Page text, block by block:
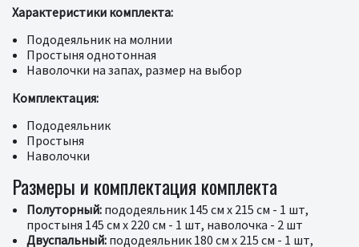
Характеристики комплекта:
Пододеяльник на молнии
Простыня однотонная
Наволочки на запах, размер на выбор
Комплектация:
Пододеяльник
Простыня
Наволочки
Размеры и комплектация комплекта
Полуторный: пододеяльник 145 см x 215 см - 1 шт,
простыня 145 см x 220 см - 1 шт, наволочка - 2 шт
Двуспальный: пододеяльник 180 см x 215 см - 1 шт,